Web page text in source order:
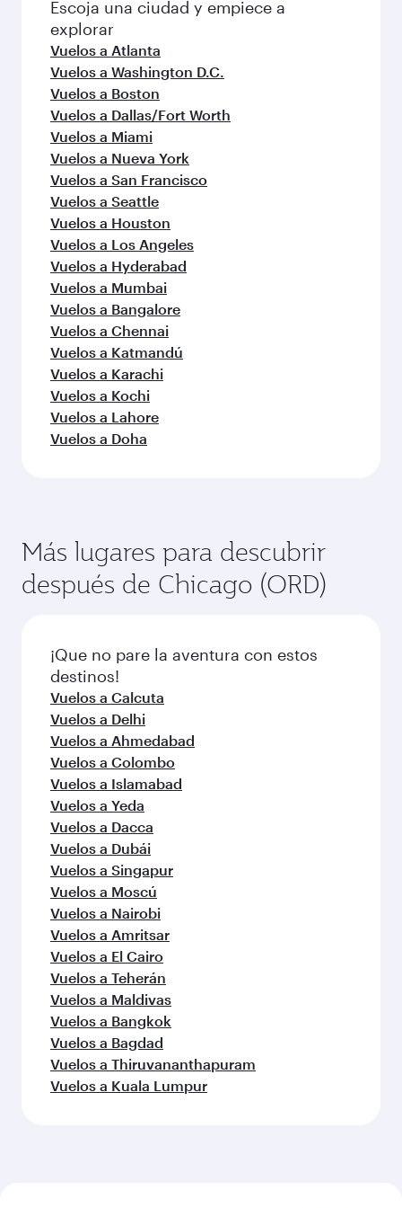
Escoja una ciudad y empiece a
explorar
Vuelos a Atlanta
Vuelos a Washington D.C.
Vuelos a Boston
Vuelos a Dallas/Fort Worth
Vuelos a Miami
Vuelos a Nueva York
Vuelos a San Francisco
Vuelos a Seattle
Vuelos a Houston
Vuelos a Los Angeles
Vuelos a Hyderabad
Vuelos a Mumbai
Vuelos a Bangalore
Vuelos a Chennai
Vuelos a Katmandú
Vuelos a Karachi
Vuelos a Kochi
Vuelos a Lahore
Vuelos a Doha
Más lugares para descubrir
después de Chicago (ORD)
¡Que no pare la aventura con estos
destinos!
Vuelos a Calcuta
Vuelos a Delhi
Vuelos a Ahmedabad
Vuelos a Colombo
Vuelos a Islamabad
Vuelos a Yeda
Vuelos a Dacca
Vuelos a Dubái
Vuelos a Singapur
Vuelos a Moscú
Vuelos a Nairobi
Vuelos a Amritsar
Vuelos a El Cairo
Vuelos a Teherán
Vuelos a Maldivas
Vuelos a Bangkok
Vuelos a Bagdad
Vuelos a Thiruvananthapuram
Vuelos a Kuala Lumpur